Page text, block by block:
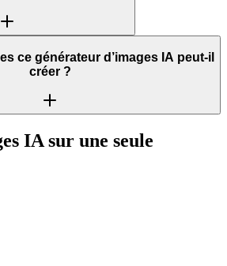
ce générateur d’images IA peut-il
créer ?
IA sur une seule